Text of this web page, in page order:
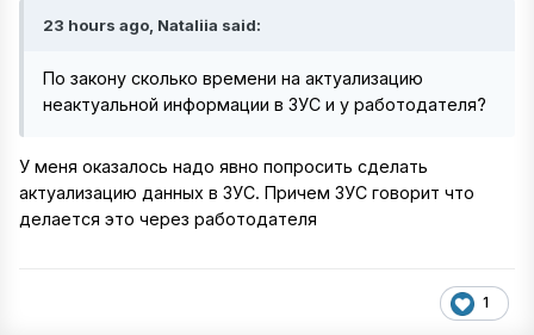
23 hours ago, Nataliia said:
По закону сколько времени на актуализацию
неактуальной информации в ЗУС и у работодателя?
У меня оказалось надо явно попросить сделать
актуализацию данных в ЗУС. Причем ЗУС говорит что
делается это через работодателя
1